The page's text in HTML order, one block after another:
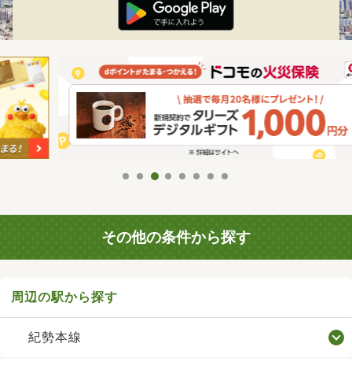
その他の条件から探す
周辺の駅から探す
紀勢本線